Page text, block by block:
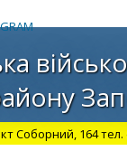
Соборний, 164 тел.